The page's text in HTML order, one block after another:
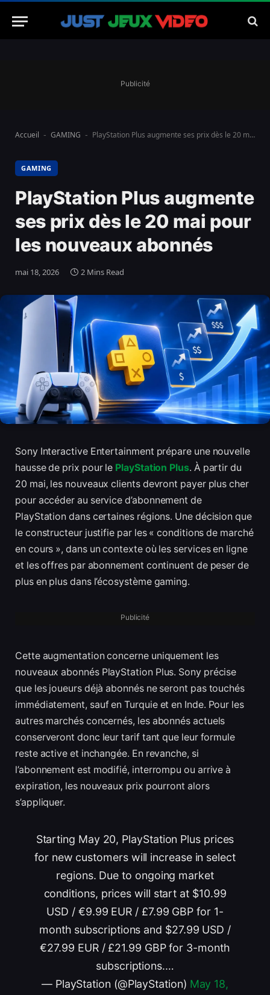
Publicité
Accueil - GAMING - PlayStation Plus augmente ses prix dès le 20 mai pour les nouveaux abonnés
GAMING
PlayStation Plus augmente
ses prix dès le 20 mai pour
les nouveaux abonnés
mai 18, 2026 2 Mins Read
Sony Interactive Entertainment prépare une nouvelle
hausse de prix pour le PlayStation Plus. À partir du
20 mai, les nouveaux clients devront payer plus cher
pour accéder au service d’abonnement de
PlayStation dans certaines régions. Une décision que
le constructeur justifie par les « conditions de marché
en cours », dans un contexte où les services en ligne
et les offres par abonnement continuent de peser de
plus en plus dans l’écosystème gaming.
Publicité
Cette augmentation concerne uniquement les
nouveaux abonnés PlayStation Plus. Sony précise
que les joueurs déjà abonnés ne seront pas touchés
immédiatement, sauf en Turquie et en Inde. Pour les
autres marchés concernés, les abonnés actuels
conserveront donc leur tarif tant que leur formule
reste active et inchangée. En revanche, si
l’abonnement est modifié, interrompu ou arrive à
expiration, les nouveaux prix pourront alors
s’appliquer.
Starting May 20, PlayStation Plus prices
for new customers will increase in select
regions. Due to ongoing market
conditions, prices will start at $10.99
USD / €9.99 EUR / £7.99 GBP for 1-
month subscriptions and $27.99 USD /
€27.99 EUR / £21.99 GBP for 3-month
subscriptions.…
— PlayStation (@PlayStation) May 18,